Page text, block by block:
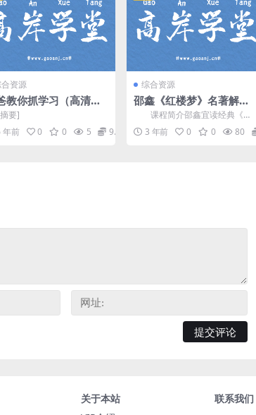
资源
教你抓学习（高清完
包）百度网盘
要]
年前
0 0 5 9.9
综合资源
邵鑫《红楼梦》名著解读1
6讲(视频+音频)网盘资源
课程简介邵鑫宜读经典《红
楼梦》篇目，16讲，每节视频15
-20分钟，碎片化时...
3 年前 0 0 80
关于本站
联系我们